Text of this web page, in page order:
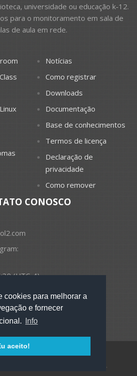
cookies para melhorar a
e fornecer
Info
aceito!
universidade ou educação k-12.
para o monitoramento em sala de
de aula em rede.
Notícias
Como registrar
Downloads
Documentação
Base de conhecimentos
Termos de licença
Declaração de
privacidade
Como remover
CONOSCO
(UTC-4)
Todos os direitos reservados.
Dr. # 37038, Houston, TX 77043, USA.